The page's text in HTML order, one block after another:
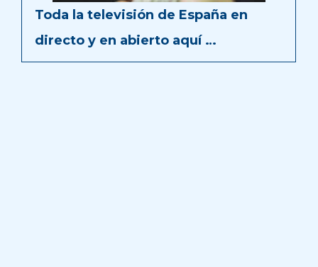
Toda la televisión de España en
directo y en abierto aquí …